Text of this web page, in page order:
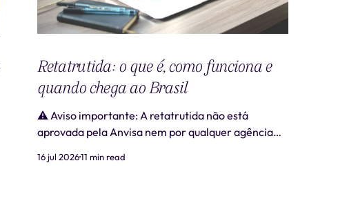
Retatrutida: o que é, como funciona e
quando chega ao Brasil
⚠️ Aviso importante: A retatrutida não está
aprovada pela Anvisa nem por qualquer agência
como "retatrutida" fora de estudos clínicos
16 jul 202611 min read